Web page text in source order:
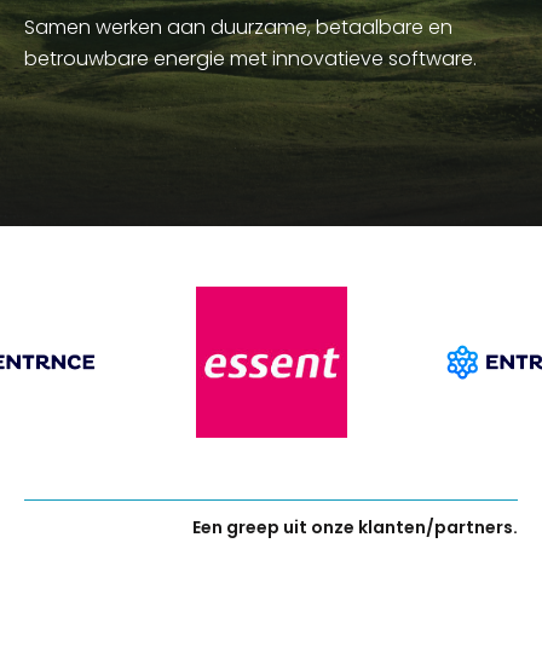
Samen werken aan duurzame, betaalbare en
betrouwbare energie met innovatieve software.
Een greep uit onze klanten/partners.